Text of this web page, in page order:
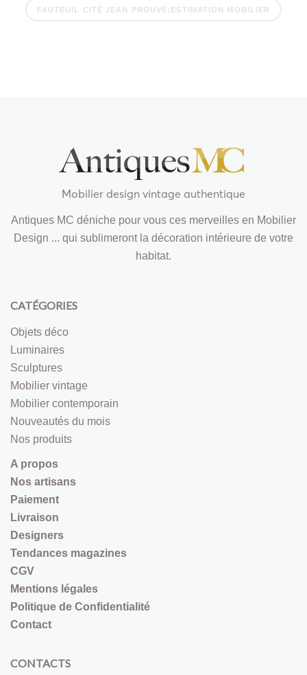
FAUTEUIL CITÉ JEAN PROUVÉ;ESTIMATION MOBILIER
Mobilier design vintage authentique
Antiques MC déniche pour vous ces merveilles en Mobilier
Design ... qui sublimeront la décoration intérieure de votre
habitat.
CATÉGORIES
Objets déco
Luminaires
Sculptures
Mobilier vintage
Mobilier contemporain
Nouveautés du mois
Nos produits
A propos
Nos artisans
Paiement
Livraison
Designers
Tendances magazines
CGV
Mentions légales
Politique de Confidentialité
Contact
CONTACTS